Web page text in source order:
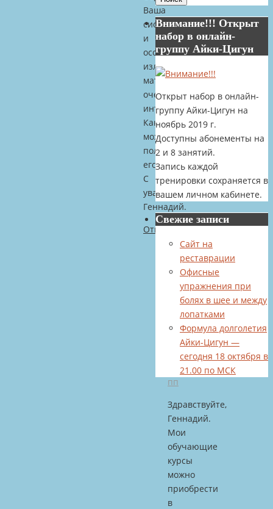
Ваша
система
и
особенно
изложение
материала
очень
интересно!!
Как
можно
получить
его?
С
уважением
Геннадий.
Ответить
Сергей
Ноябрь
4,
2015
6:50
пп
Здравствуйте,
Геннадий.
Мои
обучающие
курсы
можно
приобрести
в
Внимание!!! Открыт
набор в онлайн-
группу Айки-Цигун
Открыт набор в онлайн-
группу Айки-Цигун на
ноябрь 2019 г.
Доступны абонементы на
2 и 8 занятий.
Запись каждой
тренировки сохраняется в
вашем личном кабинете.
Свежие записи
Сайт на
реставрации
Офисные
упражнения при
болях в шее и между
лопатками
Формула долголетия
Айки-Цигун —
сегодня 18 октября в
21.00 по МСК